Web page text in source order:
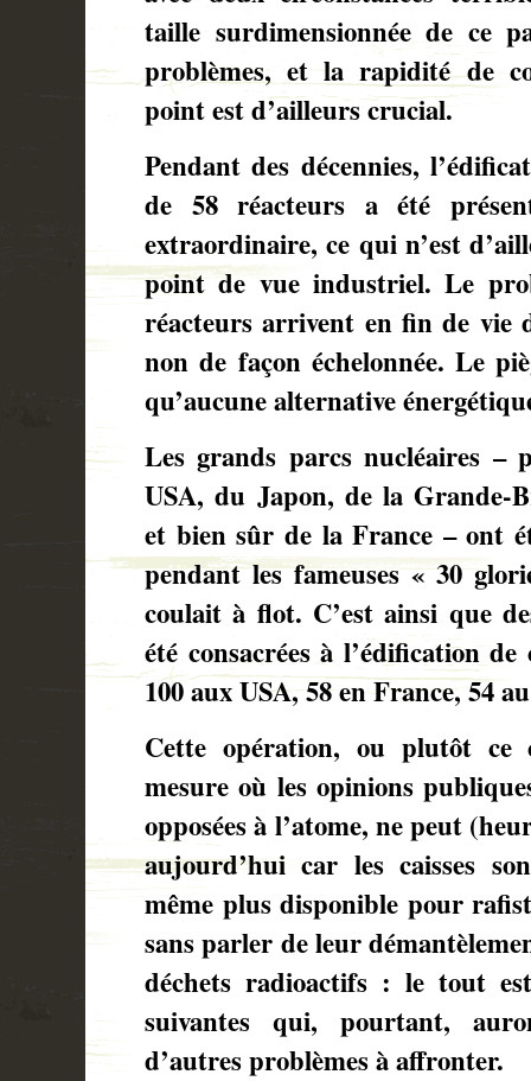
taille surdimensionnée de ce
problèmes, et la rapidité de
point est d’ailleurs crucial.
Pendant des décennies,
de 58 réacteurs a été
extraordinaire, ce qui n’est
point de vue industriel. Le
réacteurs arrivent en fin de vie
non de façon échelonnée. Le
qu’aucune alternative
Les grands parcs nucléaires –
USA, du Japon, de la Grande-
et bien sûr de la France – ont
pendant les fameuses « 30
coulait à flot. C’est ainsi que
été consacrées à l’édification
100 aux USA, 58 en France, 54
Cette opération, ou plutôt
mesure où les opinions
opposées à l’atome, ne peut
aujourd’hui car les caisses
même plus disponible pour
sans parler de leur
déchets radioactifs : le tout
suivantes qui, pourtant,
d’autres problèmes à affronter.